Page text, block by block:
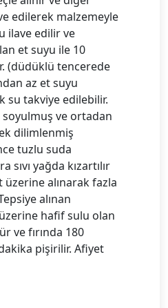
edilerek malzemeyle
ilave edilir ve
et suyu ile 10
(düdüklü tencerede
az et suyu
su takviye edilebilir.
ve ortadan
dilimlenmiş
tuzlu suda
sıvı yağda kızartılır
üzerine alınarak fazla
alınan
hafif sulu olan
ve fırında 180
pişirilir. Afiyet